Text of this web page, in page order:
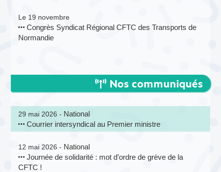
Le 19 novembre
Congrès Syndicat Régional CFTC des Transports de
Normandie
Nos communiqués
29 mai 2026 - National
Courrier intersyndical au Premier ministre
12 mai 2026 - National
Journée de solidarité : mot d’ordre de grève de la
CFTC !